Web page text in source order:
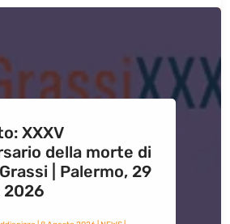
XXXV
della morte di
| Palermo, 29
2026